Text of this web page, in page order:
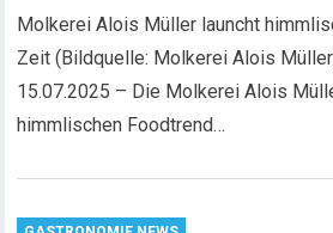
Molkerei Alois Müller launcht
Zeit (Bildquelle: Molkerei Alois
15.07.2025 – Die Molkerei Alois
himmlischen Foodtrend…